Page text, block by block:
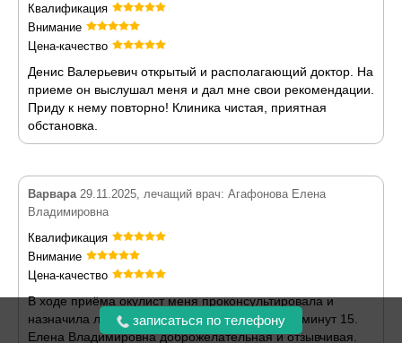
Квалификация
Внимание
Цена-качество
Денис Валерьевич открытый и располагающий доктор. На
приеме он выслушал меня и дал мне свои рекомендации.
Приду к нему повторно! Клиника чистая, приятная
обстановка.
Варвара29.11.2025, лечащий врач: Агафонова Елена
Владимировна
Квалификация
Внимание
Цена-качество
В ходе приёма окулист меня проконсультировала и
назначила лечение. Прием длился примерно минут 15.
Елена Владимировна доброжелательная и отзывчивая.
записаться по телефону